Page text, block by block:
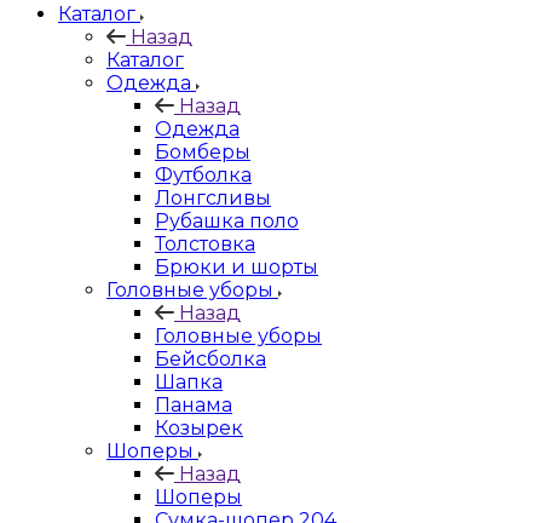
Каталог
Назад
Каталог
Одежда
Назад
Одежда
Бомберы
Футболка
Лонгсливы
Рубашка поло
Толстовка
Брюки и шорты
Головные уборы
Назад
Головные уборы
Бейсболка
Шапка
Панама
Козырек
Шоперы
Назад
Шоперы